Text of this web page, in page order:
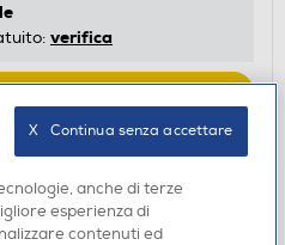
verifica
anche di terze
esperienza di
contenuti ed
X   Continua senza accettare